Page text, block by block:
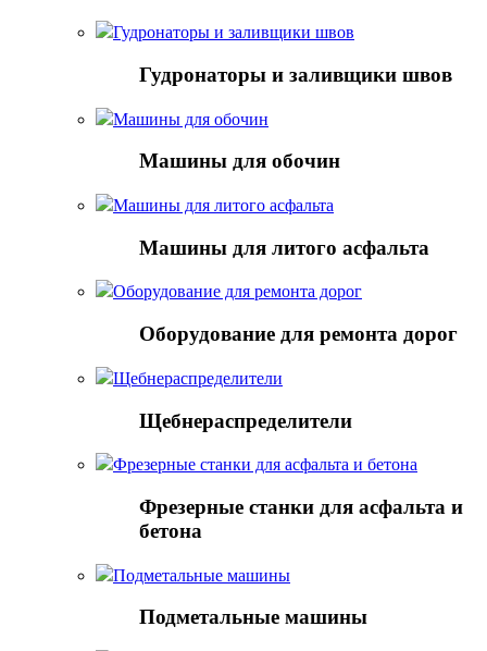
Гудронаторы и заливщики швов
Гудронаторы и заливщики швов
Машины для обочин
Машины для обочин
Машины для литого асфальта
Машины для литого асфальта
Оборудование для ремонта дорог
Оборудование для ремонта дорог
Щебнераспределители
Щебнераспределители
Фрезерные станки для асфальта и бетона
Фрезерные станки для асфальта и
бетона
Подметальные машины
Подметальные машины